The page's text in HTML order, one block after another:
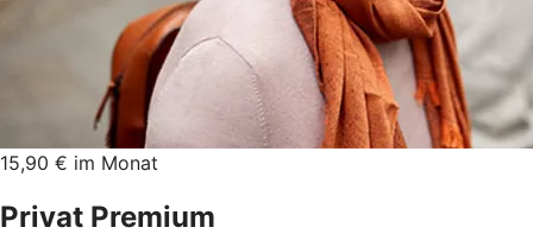
15,90 € im Monat
Privat Premium